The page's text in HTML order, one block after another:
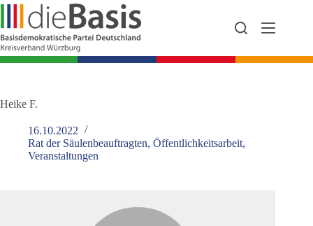
Zum
springen
Heike F.
16.10.2022
Rat der Säulenbeauftragten, Öffentlichkeitsarbeit,
Veranstaltungen